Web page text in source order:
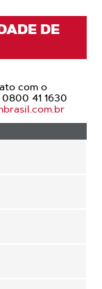
DE
com o
41 1630